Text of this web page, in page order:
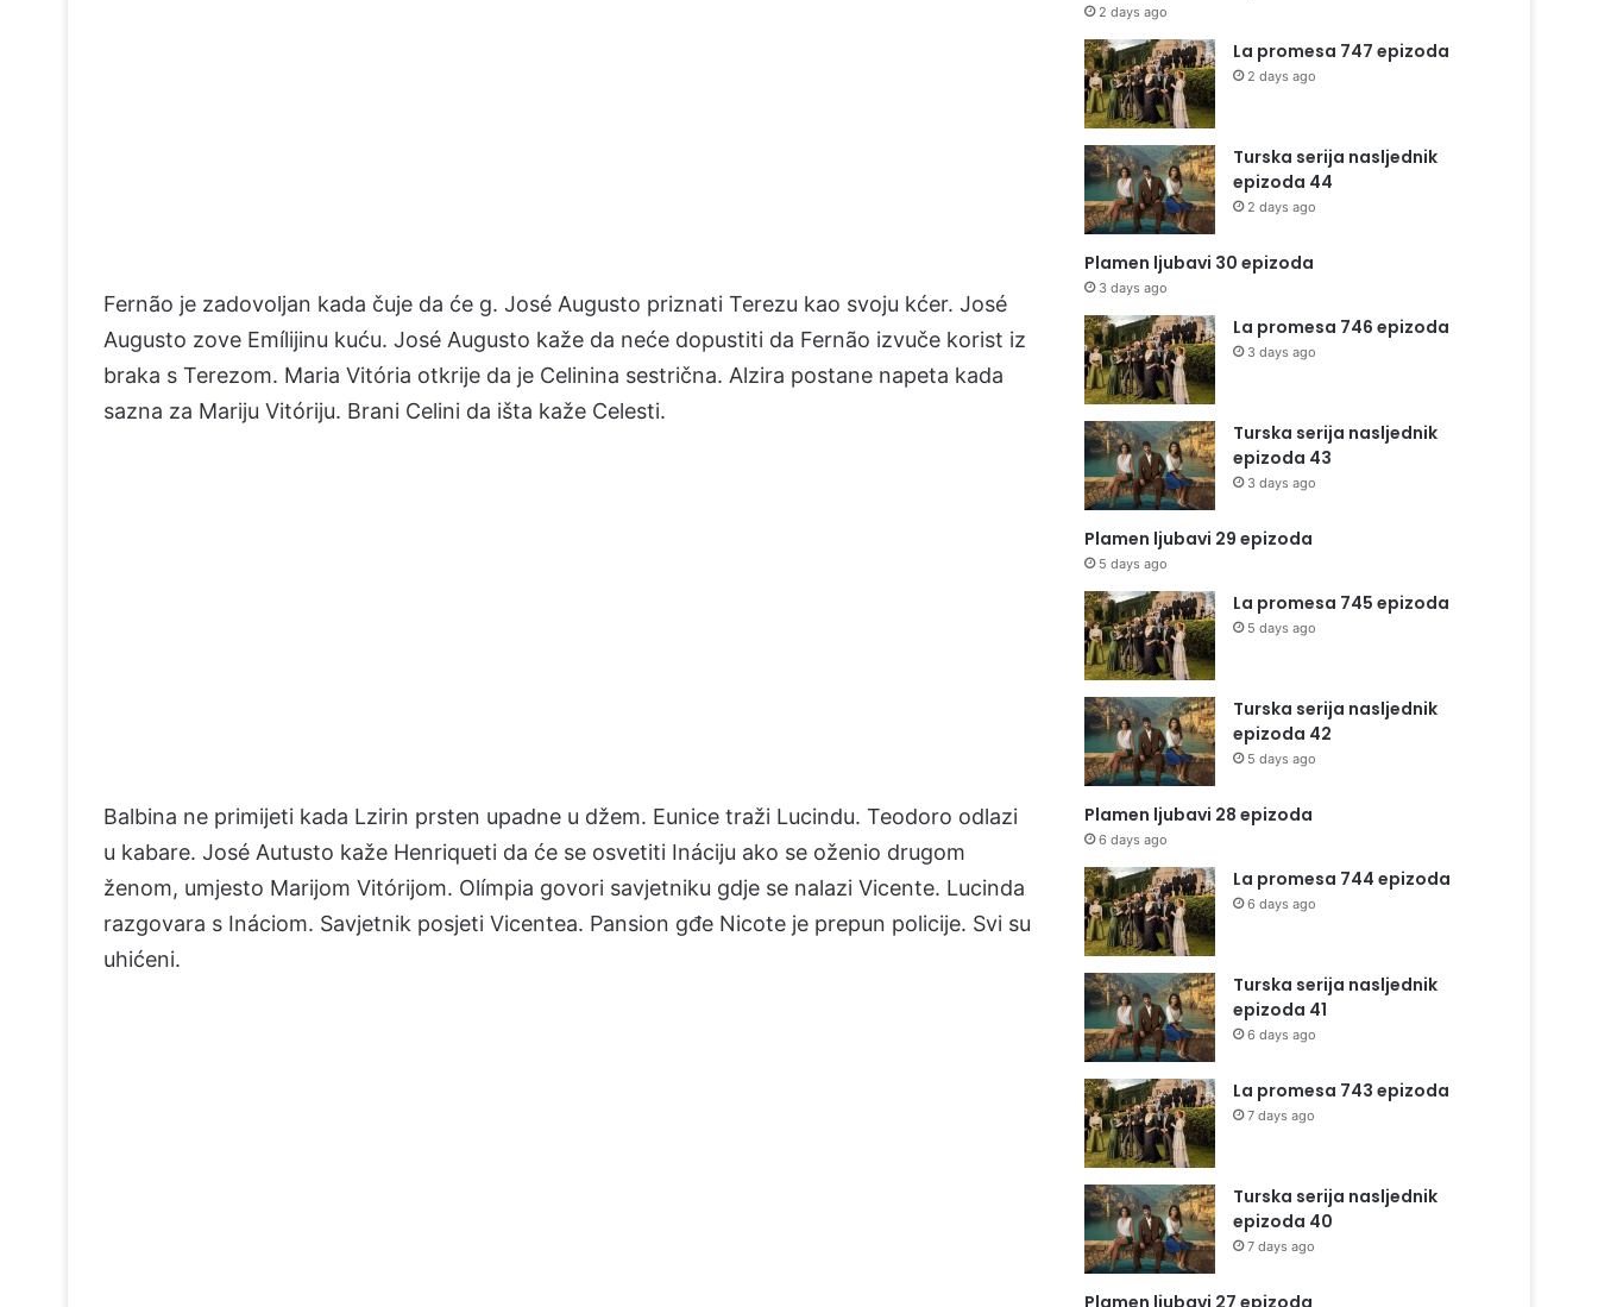
Fernão je zadovoljan kada čuje da će g. José Augusto priznati Terezu kao svoju kćer. José
Augusto zove Emílijinu kuću. José Augusto kaže da neće dopustiti da Fernão izvuče korist iz
braka s Terezom. Maria Vitória otkrije da je Celinina sestrična. Alzira postane napeta kada
sazna za Mariju Vitóriju. Brani Celini da išta kaže Celesti.
Balbina ne primijeti kada Lzirin prsten upadne u džem. Eunice traži Lucindu. Teodoro odlazi
u kabare. José Autusto kaže Henriqueti da će se osvetiti Ináciju ako se oženio drugom
ženom, umjesto Marijom Vitórijom. Olímpia govori savjetniku gdje se nalazi Vicente. Lucinda
razgovara s Ináciom. Savjetnik posjeti Vicentea. Pansion gđe Nicote je prepun policije. Svi su
uhićeni.
2 days ago
La promesa 747 epizoda
2 days ago
Turska serija nasljednik
epizoda 44
2 days ago
Plamen ljubavi 30 epizoda
3 days ago
La promesa 746 epizoda
3 days ago
Turska serija nasljednik
epizoda 43
3 days ago
Plamen ljubavi 29 epizoda
5 days ago
La promesa 745 epizoda
5 days ago
Turska serija nasljednik
epizoda 42
5 days ago
Plamen ljubavi 28 epizoda
6 days ago
La promesa 744 epizoda
6 days ago
Turska serija nasljednik
epizoda 41
6 days ago
La promesa 743 epizoda
7 days ago
Turska serija nasljednik
epizoda 40
7 days ago
Plamen ljubavi 27 epizoda